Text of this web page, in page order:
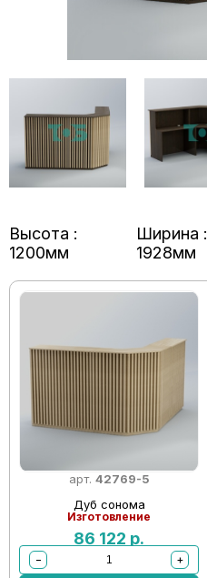
Высота :
1200мм
Ширина :
1928мм
арт. 42769-5
Дуб сонома
Изготовление
86 122 р.
−
+